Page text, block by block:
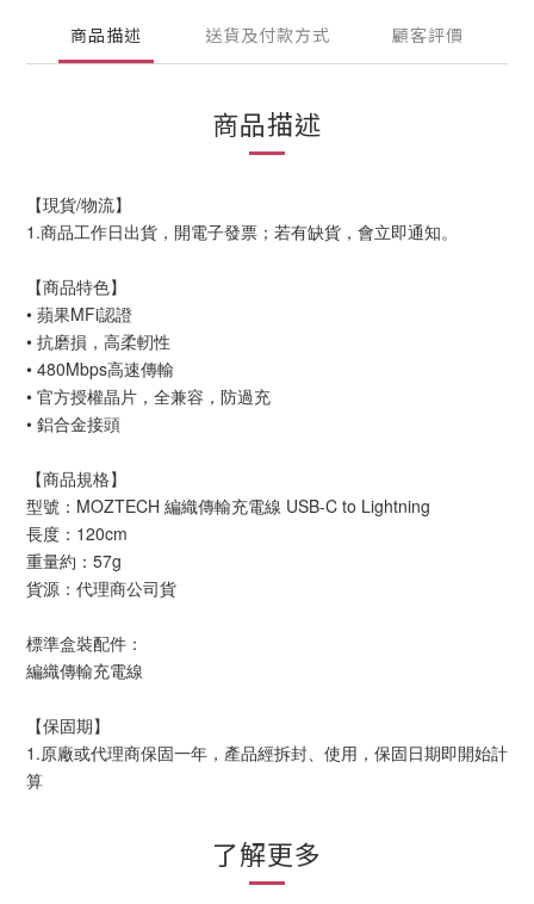
商品描述 送貨及付款方式 顧客評價
商品描述
【現貨/物流】
1.商品工作日出貨，開電子發票；若有缺貨，會立即通知。
【商品特色】
• 蘋果MFi認證
• 抗磨損，高柔軔性
• 480Mbps高速傳輸
• 官方授權晶片，全兼容，防過充
• 鋁合金接頭
【商品規格】
型號：MOZTECH 編織傳輸充電線 USB-C to Lightning
長度：120cm
重量約：57g
貨源：代理商公司貨
標準盒裝配件：
編織傳輸充電線
【保固期】
1.原廠或代理商保固一年，產品經拆封、使用，保固日期即開始計
算
了解更多